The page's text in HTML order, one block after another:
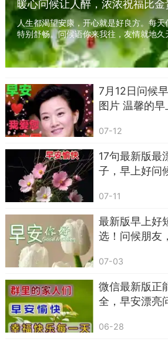
第四条：同事群里扔一句大
气氛立刻软下来。
暖心问候让人醉，浓浓祝福比
愿，健康快乐第一位
人生都渴望安康，开心就是好良方。每
特别舒畅。问候语你来我往，友情就地久
人醉，浓浓的祝福比金贵。每天短信上
7月12日问候
图片 温馨的
07-12
17句最新版最
子，早上好问
07-11
最新版早上好
选！问候朋友
07-03
微信最新版正
全，早安漂亮
06-28